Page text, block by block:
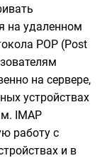
на удаленном
POP (Post
на сервере,
устройствах
IMAP
работу с
и в